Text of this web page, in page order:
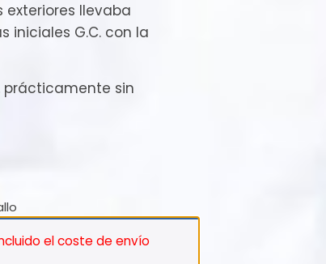
exteriores llevaba
iniciales G.C. con la
prácticamente sin
el coste de envío